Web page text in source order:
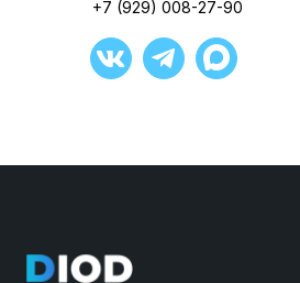
+7 (929) 008-27-90